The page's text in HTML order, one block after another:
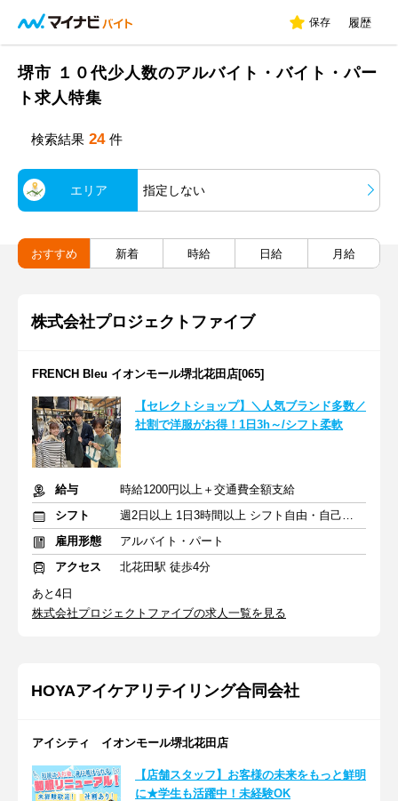
保存 履歴
堺市 １０代少人数のアルバイト・バイト・パー
ト求人特集
検索結果 24 件
エリア 指定しない
おすすめ 新着 時給 日給 月給
株式会社プロジェクトファイブ
FRENCH Bleu イオンモール堺北花田店[065]
【セレクトショップ】＼人気ブランド多数／
社割で洋服がお得！1日3h～/シフト柔軟
給与
時給1200円以上＋交通費全額支給
シフト
週2日以上 1日3時間以上 シフト自由・自己申告
雇用形態
アルバイト・パート
アクセス
北花田駅 徒歩4分
あと4日
株式会社プロジェクトファイブの求人一覧を見る
HOYAアイケアリテイリング合同会社
アイシティ イオンモール堺北花田店
【店舗スタッフ】お客様の未来をもっと鮮明
に★学生も活躍中！未経験OK